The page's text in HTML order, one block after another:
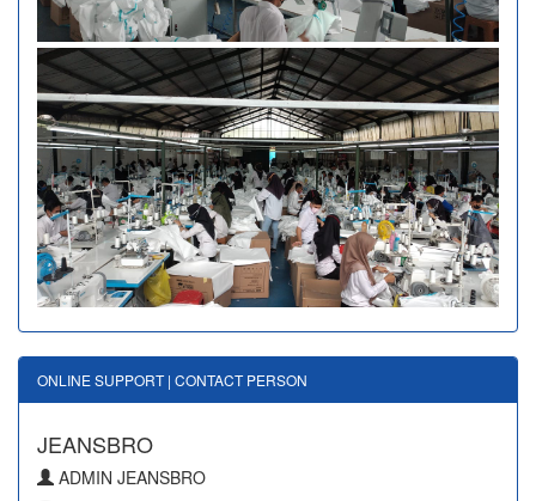
ONLINE SUPPORT | CONTACT PERSON
JEANSBRO
ADMIN JEANSBRO